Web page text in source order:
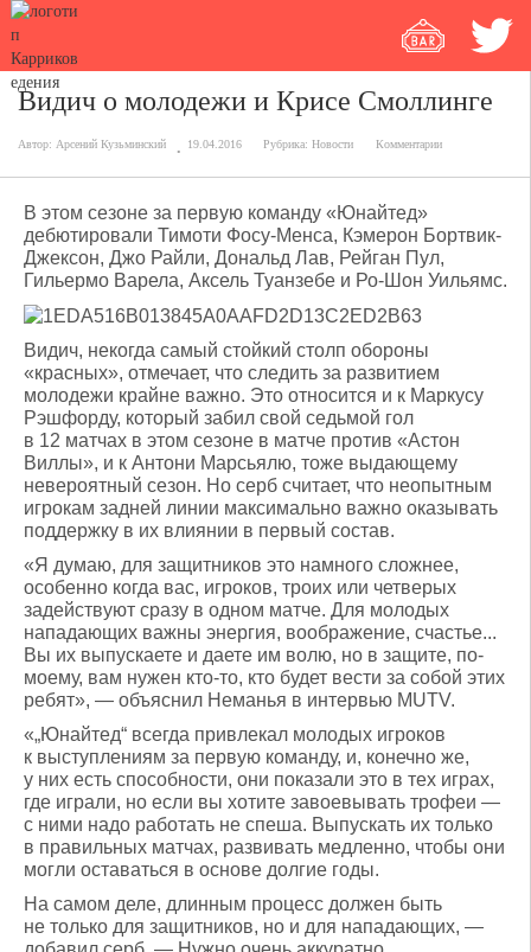
Видич о молодежи и Крисе Смоллинге
Автор: Арсений Кузьминский 19.04.2016 Рубрика: Новости Комментарии
В этом сезоне за первую команду «Юнайтед»
дебютировали Тимоти Фосу-Менса, Кэмерон Бортвик-
Джексон, Джо Райли, Дональд Лав, Рейган Пул,
Гильермо Варела, Аксель Туанзебе и Ро-Шон Уильямс.
Видич, некогда самый стойкий столп обороны
«красных», отмечает, что следить за развитием
молодежи крайне важно. Это относится и к Маркусу
Рэшфорду, который забил свой седьмой гол
в 12 матчах в этом сезоне в матче против «Астон
Виллы», и к Антони Марсьялю, тоже выдающему
невероятный сезон. Но серб считает, что неопытным
игрокам задней линии максимально важно оказывать
поддержку в их влиянии в первый состав.
«Я думаю, для защитников это намного сложнее,
особенно когда вас, игроков, троих или четверых
задействуют сразу в одном матче. Для молодых
нападающих важны энергия, воображение, счастье...
Вы их выпускаете и даете им волю, но в защите, по-
моему, вам нужен кто-то, кто будет вести за собой этих
ребят», — объяснил Неманья в интервью MUTV.
«„Юнайтед“ всегда привлекал молодых игроков
к выступлениям за первую команду, и, конечно же,
у них есть способности, они показали это в тех играх,
где играли, но если вы хотите завоевывать трофеи —
с ними надо работать не спеша. Выпускать их только
в правильных матчах, развивать медленно, чтобы они
могли оставаться в основе долгие годы.
На самом деле, длинным процесс должен быть
не только для защитников, но и для нападающих, —